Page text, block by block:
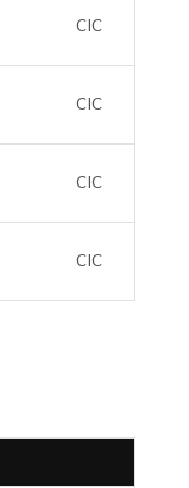
CIC
CIC
CIC
CIC